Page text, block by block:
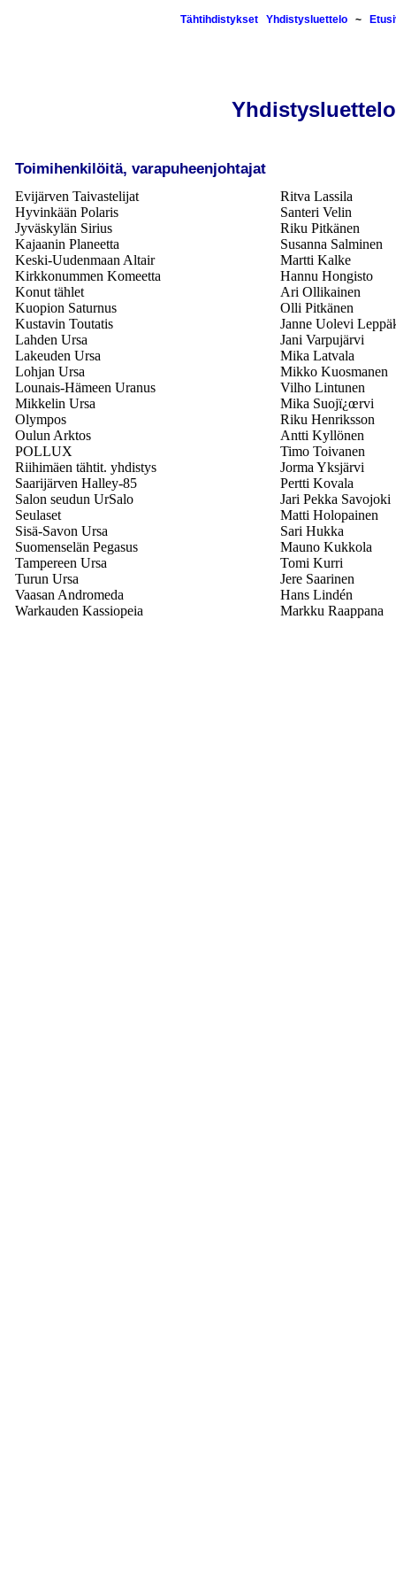
Tähtihdistykset Yhdistysluettelo ~
Yhdistysluettelo
Toimihenkilöitä, varapuheenjohtajat
Evijärven Taivastelijat
Ritva Lassila
Hyvinkään Polaris
Santeri Velin
Jyväskylän Sirius
Riku Pitkänen
Kajaanin Planeetta
Susanna Salminen
Keski-Uudenmaan Altair
Martti Kalke
Kirkkonummen Komeetta
Hannu Hongisto
Konut tählet
Ari Ollikainen
Kuopion Saturnus
Olli Pitkänen
Kustavin Toutatis
Janne Uolevi
Lahden Ursa
Jani Varpujärvi
Lakeuden Ursa
Mika Latvala
Lohjan Ursa
Mikko Kuosmanen
Lounais-Hämeen Uranus
Vilho Lintunen
Mikkelin Ursa
Mika Suojï¿œrvi
Olympos
Riku Henriksson
Oulun Arktos
Antti Kyllönen
POLLUX
Timo Toivanen
Riihimäen tähtit. yhdistys
Jorma Yksjärvi
Saarijärven Halley-85
Pertti Kovala
Salon seudun UrSalo
Jari Pekka Savojoki
Seulaset
Matti Holopainen
Sisä-Savon Ursa
Sari Hukka
Suomenselän Pegasus
Mauno Kukkola
Tampereen Ursa
Tomi Kurri
Turun Ursa
Jere Saarinen
Vaasan Andromeda
Hans Lindén
Warkauden Kassiopeia
Markku Raappana